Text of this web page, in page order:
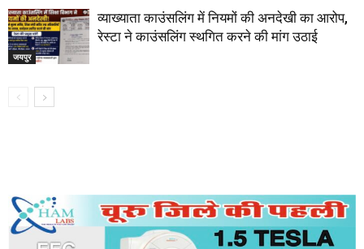
जयपुर
व्याख्याता काउंसलिंग में नियमों की अनदेखी का आरोप,
रेस्टा ने काउंसलिंग स्थगित करने की मांग उठाई